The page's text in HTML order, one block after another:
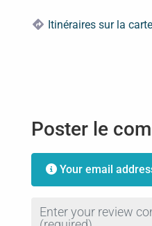
Itinéraires sur la carte
Poster le
Your email
Review text